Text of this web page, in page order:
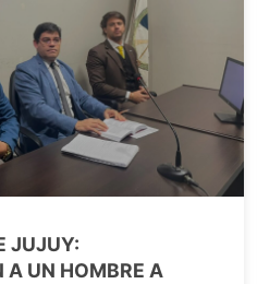
JUJUY:
A UN HOMBRE A